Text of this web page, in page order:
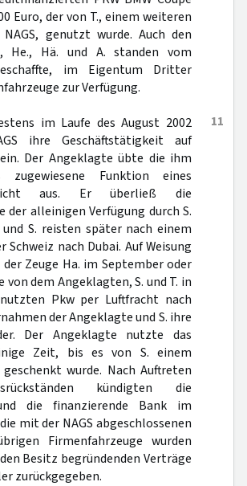
Euro, der von T., einem weiteren
genutzt wurde. Auch den
He., Hä. und A. standen vom
im Eigentum Dritter
zur Verfügung.
11
im Laufe des August 2002
ihre Geschäftstätigkeit auf
Der Angeklagte übte die ihm
zugewiesene Funktion eines
aus. Er überließ die
der alleinigen Verfügung durch S.
S. reisten später nach einem
nach Dubai. Auf Weisung
der Zeuge Ha. im September oder
von dem Angeklagten, S. und T. in
Pkw per Luftfracht nach
der Angeklagte und S. ihre
Der Angeklagte nutzte das
Zeit, bis es von S. einem
geschenkt wurde. Nach Auftreten
kündigten die
die finanzierende Bank im
mit der NAGS abgeschlossenen
Firmenfahrzeuge wurden
Besitz begründenden Verträge
zurückgegeben.